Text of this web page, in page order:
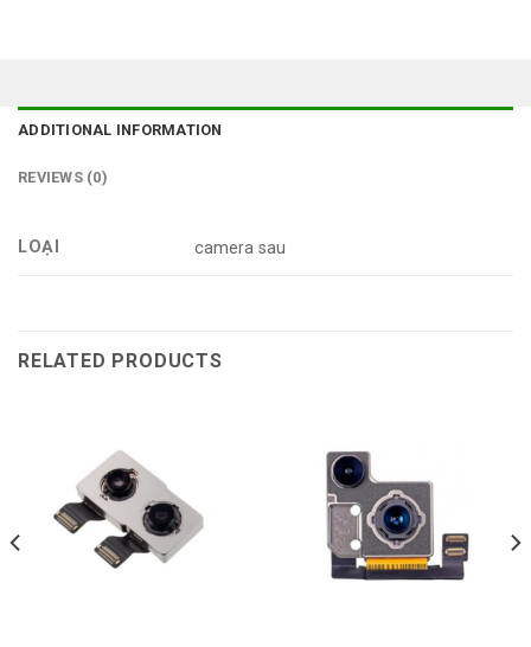
ADDITIONAL INFORMATION
REVIEWS (0)
LOẠI camera sau
RELATED PRODUCTS